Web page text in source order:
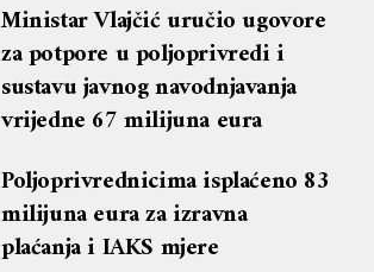
Ministar Vlajčić uručio ugovore
za potpore u poljoprivredi i
sustavu javnog navodnjavanja
vrijedne 67 milijuna eura
Poljoprivrednicima isplaćeno 83
milijuna eura za izravna
plaćanja i IAKS mjere